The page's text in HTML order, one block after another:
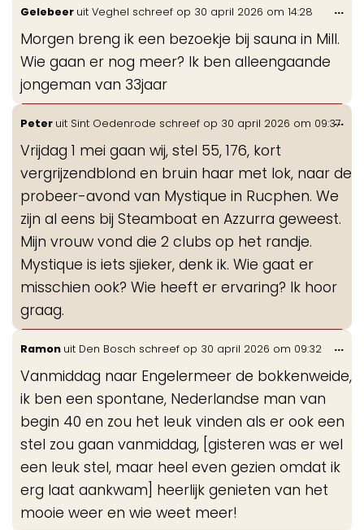
Gelebeer uit Veghel schreef op 30 april 2026 om 14:28
Morgen breng ik een bezoekje bij sauna in Mill.
Wie gaan er nog meer? Ik ben alleengaande
jongeman van 33jaar
...
Peter uit Sint Oedenrode schreef op 30 april 2026 om 09:37
Vrijdag 1 mei gaan wij, stel 55, 176, kort
vergrijzendblond en bruin haar met lok, naar de
probeer-avond van Mystique in Rucphen. We
zijn al eens bij Steamboat en Azzurra geweest.
Mijn vrouw vond die 2 clubs op het randje.
Mystique is iets sjieker, denk ik. Wie gaat er
misschien ook? Wie heeft er ervaring? Ik hoor
graag.
...
Ramon uit Den Bosch schreef op 30 april 2026 om 09:32
Vanmiddag naar Engelermeer de bokkenweide,
ik ben een spontane, Nederlandse man van
begin 40 en zou het leuk vinden als er ook een
stel zou gaan vanmiddag, [gisteren was er wel
een leuk stel, maar heel even gezien omdat ik
erg laat aankwam] heerlijk genieten van het
mooie weer en wie weet meer!
...